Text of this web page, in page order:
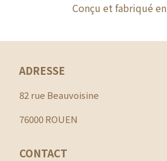
Conçu et fabriqué
ADRESSE
82 rue Beauvoisine
76000 ROUEN
CONTACT